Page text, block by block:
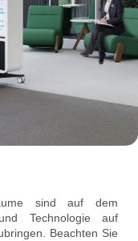
sind auf dem
Technologie auf
Beachten Sie